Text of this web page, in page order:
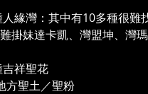
緣灣：其中有10多種很難
掛妹達卡凱、灣盟坤、灣
祥聖花
方聖土／聖粉